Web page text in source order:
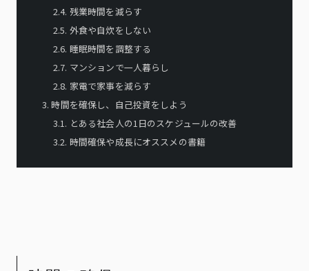
2.4. 残業時間を減らす
2.5. 外食や自炊をしない
2.6. 睡眠時間を調整する
2.7. マンションで一人暮らし
2.8. 家電で家事を減らす
3. 時間を確保し、自己投資をしよう
3.1. とある社会人の1日のスケジュールの改善
3.2. 時間確保や成長にオススメの書籍